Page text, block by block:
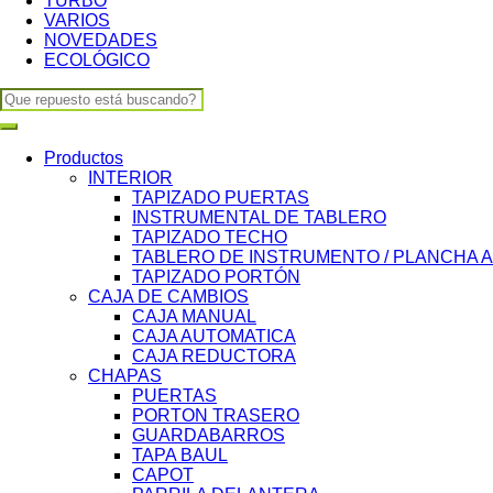
VARIOS
NOVEDADES
ECOLÓGICO
Search
for:
Productos
INTERIOR
TAPIZADO PUERTAS
INSTRUMENTAL DE TABLERO
TAPIZADO TECHO
TABLERO DE INSTRUMENTO / PLANCHA
TAPIZADO PORTÓN
CAJA DE CAMBIOS
CAJA MANUAL
CAJA AUTOMATICA
CAJA REDUCTORA
CHAPAS
PUERTAS
PORTON TRASERO
GUARDABARROS
TAPA BAUL
CAPOT